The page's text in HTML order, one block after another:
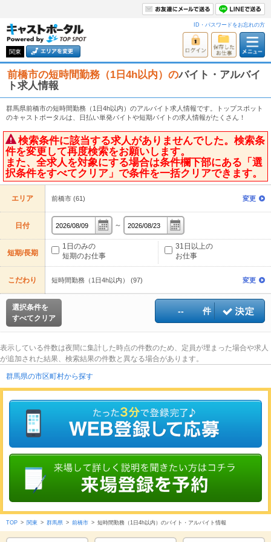
関東
ID・パスワードをお忘れの方
前橋市の短時間勤務（1日4h以内）のバイト・アルバイ
ト求人情報
群馬県前橋市の短時間勤務（1日4h以内）のアルバイト求人情報です。トップスポット
のキャストポータルは、日払い単発バイトや短期バイトの求人情報がたくさん！
検索条件に該当する求人がありませんでした。検索条
件を変更して再度検索をお願いします。
また、全求人を対象にする場合は条件欄下部にある「選
択条件をすべてクリア」で条件を一括クリアできます。
エリア 前橋市 (61) 変更
日付 ～
短期/長期
1日のみの
短期のお仕事
31日以上の
お仕事
こだわり 短時間勤務（1日4h以内） (97) 変更
選択条件を
すべてクリア
-- 件
表示している件数は夜間に集計した時点の件数のため、定員が埋まった場合や求人
が追加された結果、検索結果の件数と異なる場合があります。
群馬県の市区町村から探す
TOP > 関東 > 群馬県 > 前橋市 > 短時間勤務（1日4h以内）のバイト・アルバイト情報